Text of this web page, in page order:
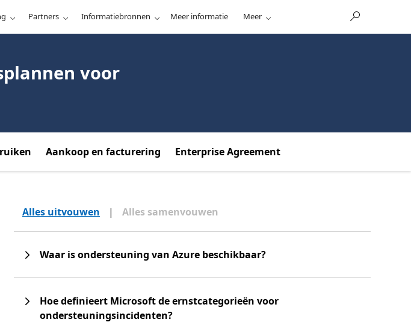
Partners Informatiebronnen Meer informatie Meer
voor
Aankoop en facturering Enterprise Agreement
Alles uitvouwen | Alles samenvouwen
Waar is ondersteuning van Azure beschikbaar?
Hoe definieert Microsoft de ernstcategorieën voor
ondersteuningsincidenten?